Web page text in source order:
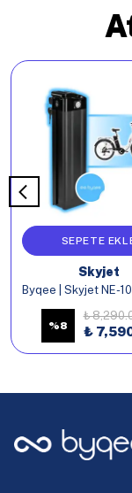
SEPETE
Skyjet
%8
₺
₺